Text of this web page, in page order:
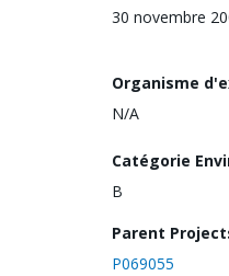
30 novembre
Organisme
N/A
Catégorie
B
Parent
P069055